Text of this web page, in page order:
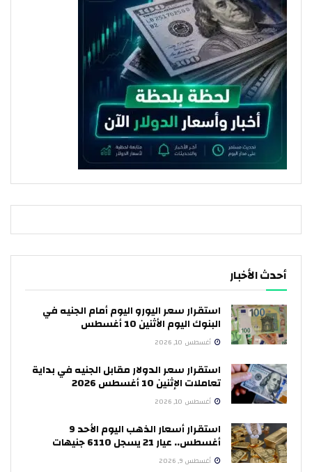
أحدث الأخبار
استقرار سعر اليورو اليوم أمام الجنيه في
البنوك اليوم الأثنين 10 أغسطس
أغسطس 10, 2026
استقرار سعر الدولار مقابل الجنيه في بداية
تعاملات الإثنين 10 أغسطس 2026
أغسطس 10, 2026
استقرار أسعار الذهب اليوم الأحد 9
أغسطس.. عيار 21 يسجل 6110 جنيهات
أغسطس 9, 2026